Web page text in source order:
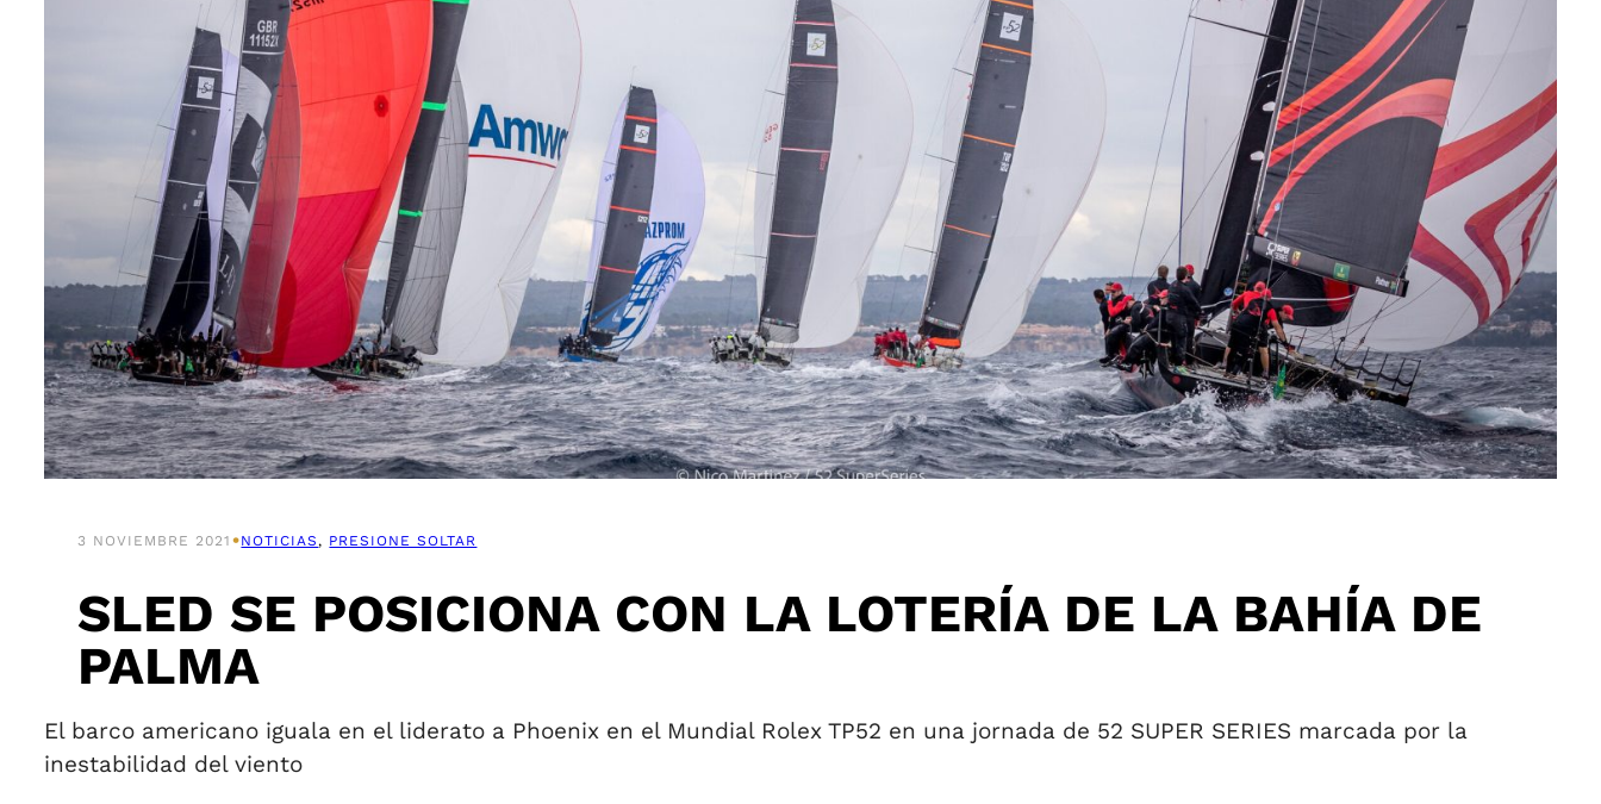
3 NOVIEMBRE 2021 •NOTICIAS, PRESIONE SOLTAR
SLED SE POSICIONA CON LA LOTERÍA DE LA BAHÍA DE
PALMA
El barco americano iguala en el liderato a Phoenix en el Mundial Rolex TP52 en una jornada de 52 SUPER SERIES marcada por la
inestabilidad del viento